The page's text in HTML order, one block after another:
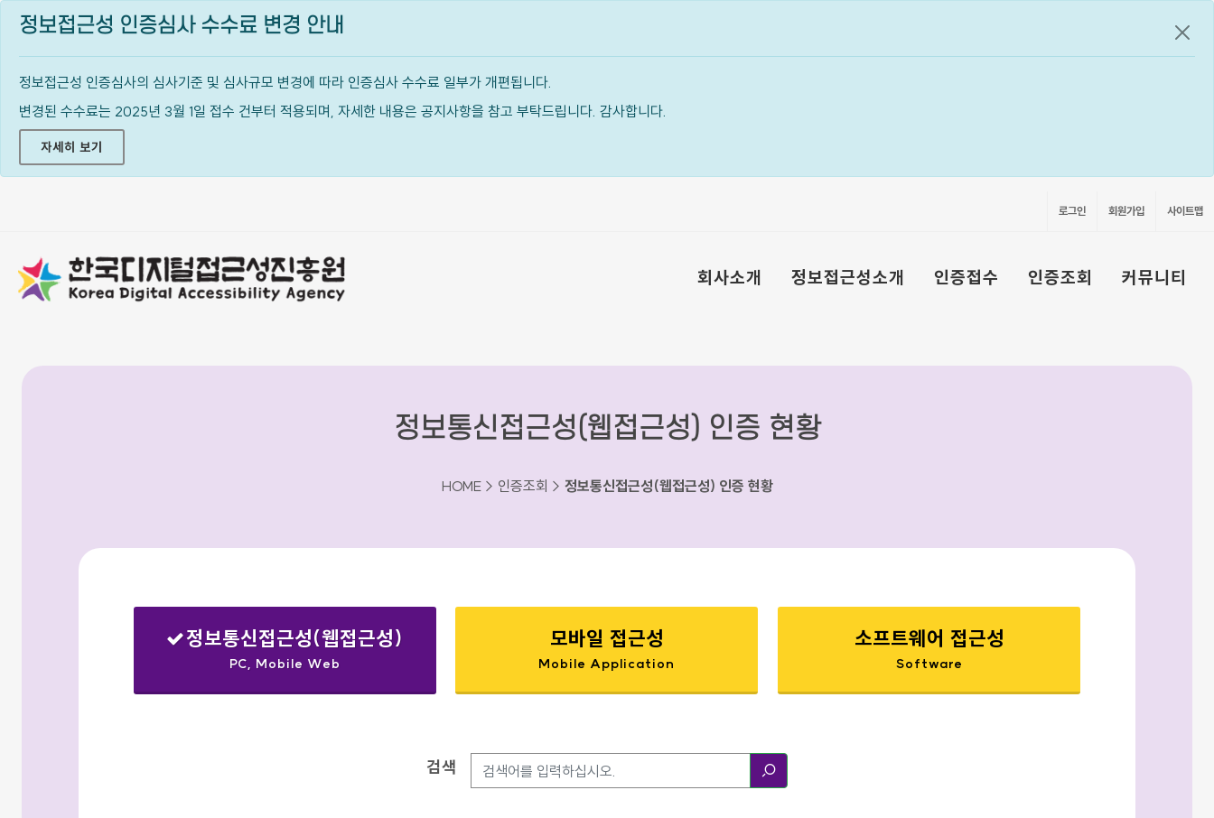
정보접근성 인증심사 수수료 변경 안내
정보접근성 인증심사의 심사기준 및 심사규모 변경에 따라 인증심사 수수료 일부가 개편됩니다.
변경된 수수료는 2025년 3월 1일 접수 건부터 적용되며, 자세한 내용은 공지사항을 참고 부탁드립니다. 감사합니다.
자세히 보기
공지
로그인 회원가입 사이트맵
회사소개 정보접근성소개 인증접수 인증조회 커뮤니티
정보통신접근성(웹접근성) 인증 현황
HOME > 인증조회 > 정보통신접근성(웹접근성) 인증 현황
정보통신접근성(웹접근성)
PC, Mobile Web
모바일 접근성
Mobile Application
소프트웨어 접근성
Software
검색